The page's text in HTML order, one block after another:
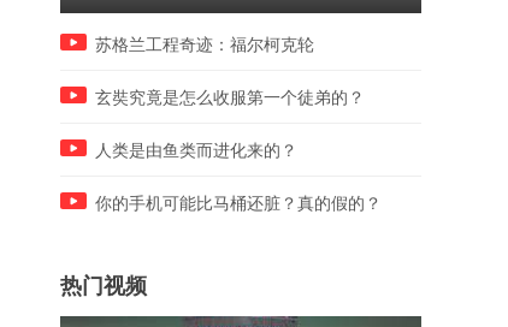
北航硕士的自动驾驶offer，
最高61万
材料毕业30万年薪，还叫天
专业吗？
苏格兰工程奇迹：福尔柯克轮
玄奘究竟是怎么收服第一个徒弟的？
人类是由鱼类而进化来的？
你的手机可能比马桶还脏？真的假的？
热门视频